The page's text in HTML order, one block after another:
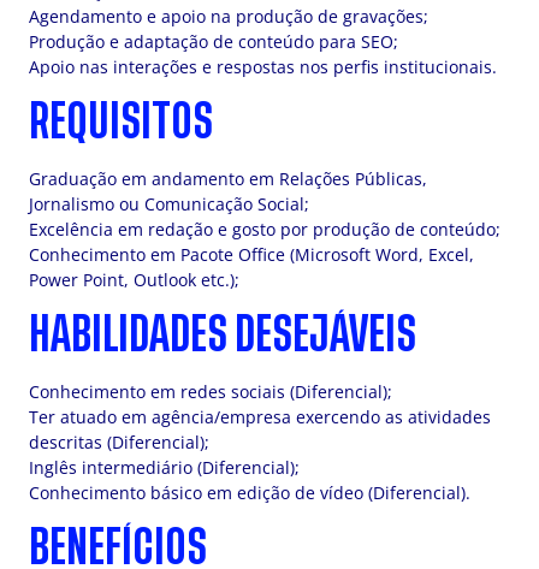
Agendamento e apoio na produção de gravações;
Produção e adaptação de conteúdo para SEO;
Apoio nas interações e respostas nos perfis institucionais.
REQUISITOS
Graduação em andamento em Relações Públicas,
Jornalismo ou Comunicação Social;
Excelência em redação e gosto por produção de conteúdo;
Conhecimento em Pacote Office (Microsoft Word, Excel,
Power Point, Outlook etc.);
HABILIDADES DESEJÁVEIS
Conhecimento em redes sociais (Diferencial);
Ter atuado em agência/empresa exercendo as atividades
descritas (Diferencial);
Inglês intermediário (Diferencial);
Conhecimento básico em edição de vídeo (Diferencial).
BENEFÍCIOS